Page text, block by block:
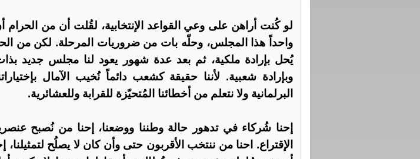
لو كُنت أراهن على وعي القواعد الإنتخابية، لقُلت أن من الحرام
واحداً هذا المجلس، وحلّه بات من ضروريات المرحلة. لكن من
يُحل بإرادة ملكية، ثم بعد عدة شهور يعود لنا مجلس جديد
وبإرادة شعبية. لأننا حقيقة كشعب دائماً نُخيب الآمال
البرلمانية ولا نتعلم من أخطائنا المُتحيّزة للقرابة وللعشائرية.
إحنا شُركاء في تدهور حالة وطننا ووضعنا، إحنا من نُصبح
الإقتراع. احنا من ننتخب الأقربون حتى وأن كان لا يصلُح لتمثيلنا،